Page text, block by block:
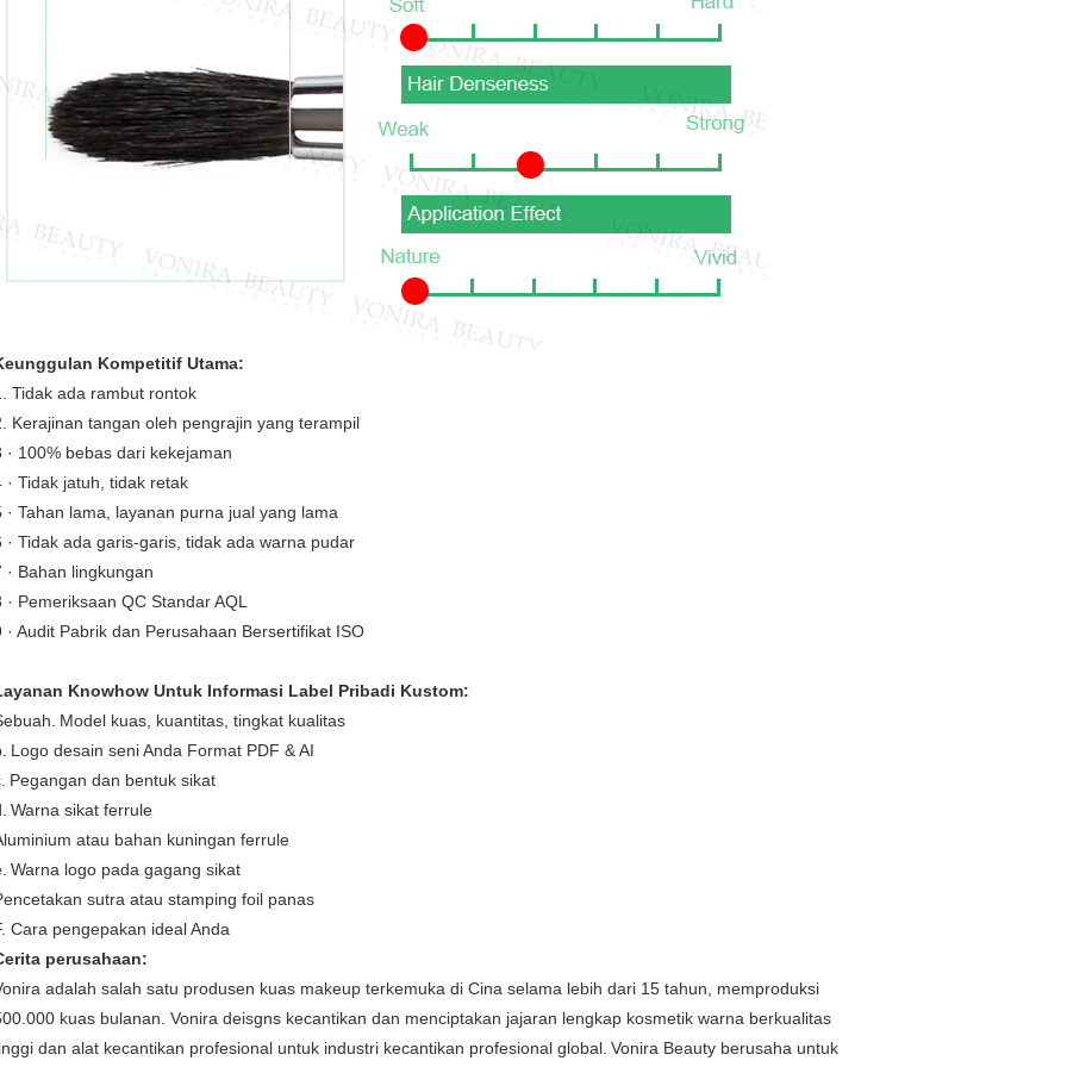
Kompetitif Utama:
Tidak ada rambut rontok
Kerajinan tangan oleh pengrajin yang terampil
· 100% bebas dari kekejaman
· Tidak jatuh, tidak retak
· Tahan lama, layanan purna jual yang lama
· Tidak ada garis-garis, tidak ada warna pudar
· Bahan lingkungan
· Pemeriksaan QC Standar AQL
· Audit Pabrik dan Perusahaan Bersertifikat ISO
Knowhow Untuk Informasi Label Pribadi Kustom:
Model kuas, kuantitas, tingkat kualitas
Logo desain seni Anda Format PDF & AI
Pegangan dan bentuk sikat
Warna sikat ferrule
atau bahan kuningan ferrule
Warna logo pada gagang sikat
sutra atau stamping foil panas
Cara pengepakan ideal Anda
perusahaan:
adalah salah satu produsen kuas makeup terkemuka di Cina selama lebih dari 15 tahun, memproduksi
kuas bulanan. Vonira deisgns kecantikan dan menciptakan jajaran lengkap kosmetik warna berkualitas
dan alat kecantikan profesional untuk industri kecantikan profesional global. Vonira Beauty berusaha untuk